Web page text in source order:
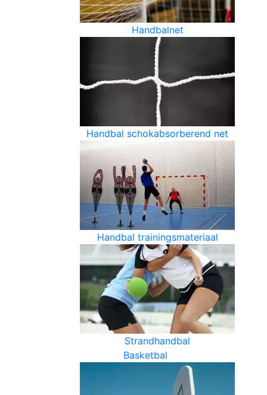
Handbalnet
Handbal schokabsorberend net
Handbal trainingsmateriaal
Strandhandbal
Basketbal